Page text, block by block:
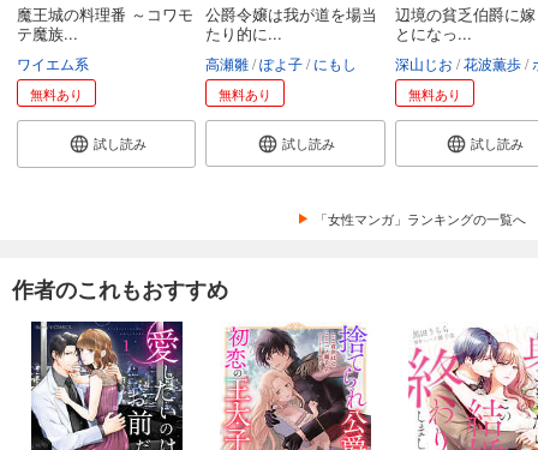
魔王城の料理番 ～コワモ
テ魔族...
ワイエム系
無料あり
試し読み
公爵令嬢は我が道を場当
たり的に...
高瀬雛 ぽよ子 にもし
無料あり
試し読み
辺境の貧乏伯爵に
とになっ...
深山じお 花波薫歩 ボ
無料あり
試し読み
「女性マンガ」ランキングの一覧へ
作者のこれもおすすめ